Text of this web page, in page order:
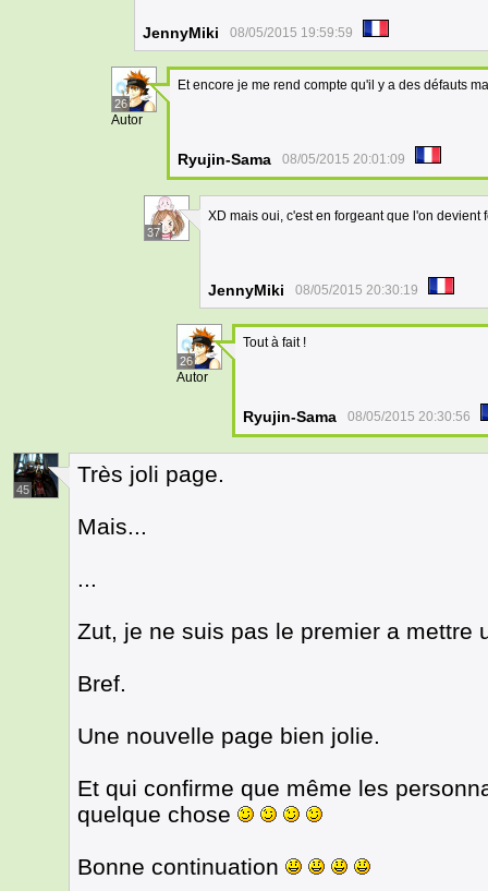
JennyMiki 08/05/2015 19:59:59
26
Autor
Et encore je me rend compte qu'il y a des défauts
Ryujin-Sama 08/05/2015 20:01:09
37
XD mais oui, c'est en forgeant que l'on devient
JennyMiki 08/05/2015 20:30:19
26
Autor
Tout à fait !
Ryujin-Sama 08/05/2015 20:30:56
45
Très joli page.
Mais...
...
Zut, je ne suis pas le premier a mettre
Bref.
Une nouvelle page bien jolie.
Et qui confirme que même les
quelque chose
Bonne continuation